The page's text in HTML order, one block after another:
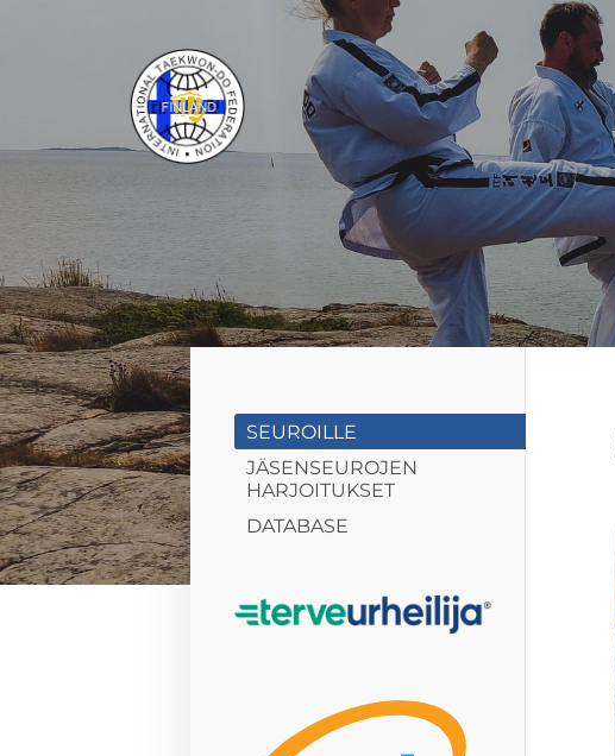
ITF Taekwon-do Liitto ry
SEUROILLE
JÄSENSEUROJEN
HARJOITUKSET
DATABASE